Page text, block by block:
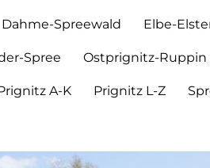
Dahme-Spreewald Elbe-
Spree Ostprignitz-Ruppin
A-K Prignitz L-Z